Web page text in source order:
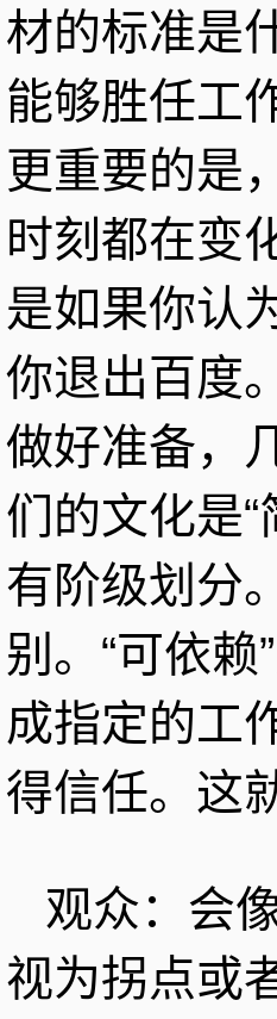
材的标准是
能够胜任工
更重要的是
时刻都在变
是如果你认
你退出百度
做好准备，
们的文化是“
有阶级划分
别。“可依
成指定的工
得信任。这
观众：会
视为拐点或